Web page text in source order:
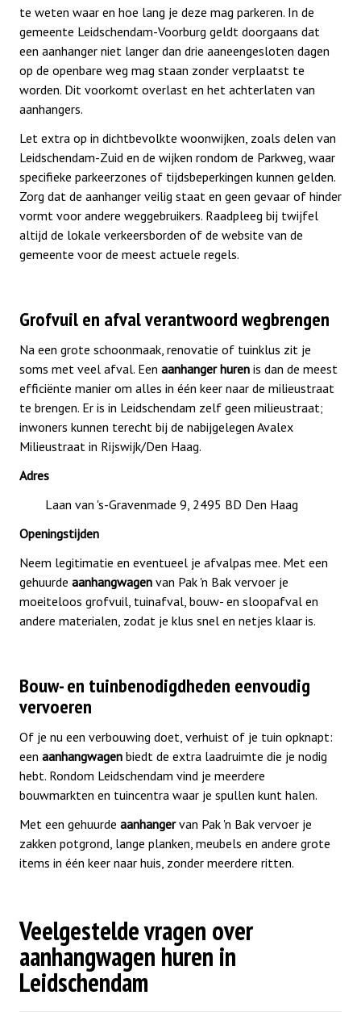
te weten waar en hoe lang je deze mag parkeren. In de
gemeente Leidschendam-Voorburg geldt doorgaans dat
een aanhanger niet langer dan drie aaneengesloten dagen
op de openbare weg mag staan zonder verplaatst te
worden. Dit voorkomt overlast en het achterlaten van
aanhangers.
Let extra op in dichtbevolkte woonwijken, zoals delen van
Leidschendam-Zuid en de wijken rondom de Parkweg, waar
specifieke parkeerzones of tijdsbeperkingen kunnen gelden.
Zorg dat de aanhanger veilig staat en geen gevaar of hinder
vormt voor andere weggebruikers. Raadpleeg bij twijfel
altijd de lokale verkeersborden of de website van de
gemeente voor de meest actuele regels.
Grofvuil en afval verantwoord wegbrengen
Na een grote schoonmaak, renovatie of tuinklus zit je
soms met veel afval. Een aanhanger huren is dan de meest
efficiënte manier om alles in één keer naar de milieustraat
te brengen. Er is in Leidschendam zelf geen milieustraat;
inwoners kunnen terecht bij de nabijgelegen Avalex
Milieustraat in Rijswijk/Den Haag.
Adres
Laan van 's-Gravenmade 9, 2495 BD Den Haag
Openingstijden
Neem legitimatie en eventueel je afvalpas mee. Met een
gehuurde aanhangwagen van Pak 'n Bak vervoer je
moeiteloos grofvuil, tuinafval, bouw- en sloopafval en
andere materialen, zodat je klus snel en netjes klaar is.
Bouw- en tuinbenodigdheden eenvoudig
vervoeren
Of je nu een verbouwing doet, verhuist of je tuin opknapt:
een aanhangwagen biedt de extra laadruimte die je nodig
hebt. Rondom Leidschendam vind je meerdere
bouwmarkten en tuincentra waar je spullen kunt halen.
Met een gehuurde aanhangervan Pak 'n Bak vervoer je
zakken potgrond, lange planken, meubels en andere grote
items in één keer naar huis, zonder meerdere ritten.
Veelgestelde vragen over
aanhangwagen huren in
Leidschendam